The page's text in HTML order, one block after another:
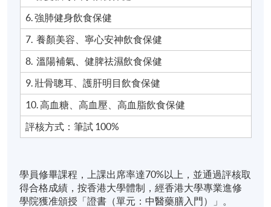
6. 強肺健身飲食保健
7. 養顏美容、寧心安神飲食保健
8. 溫陽補氣、健脾祛濕飲食保健
9. 壯骨聰耳、護肝明目飲食保健
10. 高血糖、高血壓、高血脂飲食保健
評核方式：筆試 100%
學員修畢課程，上課出席率達70%以上，並通過評核取
得合格成績，按香港大學體制，經香港大學專業進修
學院獲准頒授「證書（單元：中醫藥膳入門）」。